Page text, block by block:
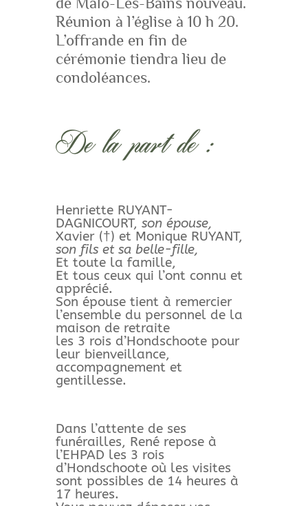
Réunion à l’église à 10 h 20.
L’offrande en fin de
cérémonie tiendra lieu de
condoléances.
De la part de :
Henriette RUYANT-
DAGNICOURT, son épouse,
Xavier (†) et Monique RUYANT,
son fils et sa belle-fille,
Et toute la famille,
Et tous ceux qui l’ont connu et
apprécié.
Son épouse tient à remercier
l’ensemble du personnel de la
maison de retraite
les 3 rois d’Hondschoote pour
leur bienveillance,
accompagnement et
gentillesse.
Dans l’attente de ses
funérailles, René repose à
l’EHPAD les 3 rois
d’Hondschoote où les visites
sont possibles de 14 heures à
17 heures.